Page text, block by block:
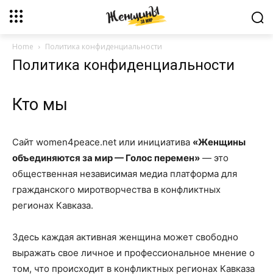
Home Политика конфиденциальности
Политика конфиденциальности
Кто мы
Сайт women4peace.net или инициатива «Женщины
объединяются за мир — Голос перемен» — это
общественная независимая медиа платформа для
гражданского миротворчества в конфликтных
регионах Кавказа.
Здесь каждая активная женщина может свободно
выражать свое личное и профессиональное мнение о
том, что происходит в конфликтных регионах Кавказа